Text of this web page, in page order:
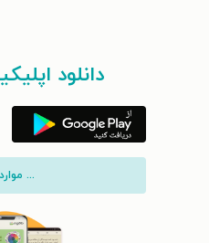
دانلود
...